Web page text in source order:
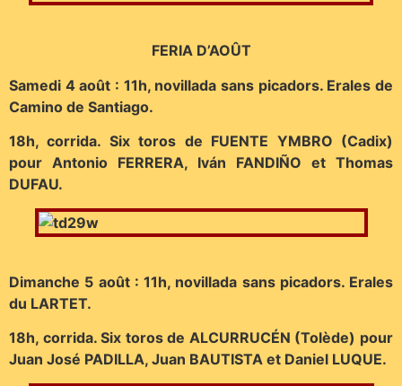
FERIA D’AOÛT
Samedi 4 août : 11h, novillada sans picadors. Erales de
Camino de Santiago.
18h, corrida. Six toros de FUENTE YMBRO (Cadix)
pour Antonio FERRERA, Iván FANDIÑO et Thomas
DUFAU.
Dimanche 5 août : 11h, novillada sans picadors. Erales
du LARTET.
18h, corrida. Six toros de ALCURRUCÉN (Tolède) pour
Juan José PADILLA, Juan BAUTISTA et Daniel LUQUE.